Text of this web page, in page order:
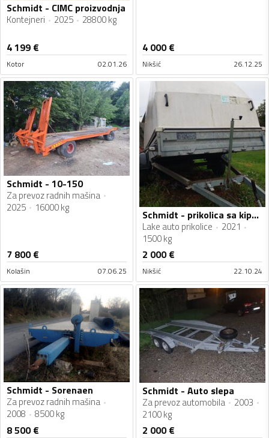
Schmidt - CIMC proizvodnja
Kontejneri 2025 28800 kg
4 199 €
Kotor 02.01.26
4 000€
Nikšić 26.12.25
Schmidt - 10-150
Za prevoz radnih mašina
2025
16000 kg
7 800€
Kolašin 07.06.25
Schmidt - prikolica sa kipom
Lake auto prikolice
2021
1500 kg
2 000€
Nikšić 22.10.24
Schmidt - Sorenaen
Za prevoz radnih mašina
2008
8500 kg
8 500€
Schmidt - Auto slepa
Za prevoz automobila
2003
2100 kg
2 000€